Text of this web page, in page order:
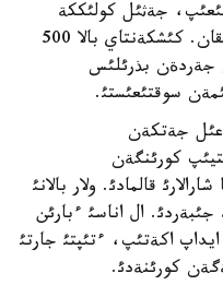
جةثئل كولئككة
وتئرئپ، ونئ وتالدئرئپ، جولعا شئققان. كئشكةنتاي بالا 500
بذرئلئس
سوقتئعئستئ.
جةتكةن
كورئنگةن
قالمادئ. ولار بالانئ
ال اناسئ ءبارئن
اكةتئپ، ءتئپتئ جارتئ
كورئنةدئ.